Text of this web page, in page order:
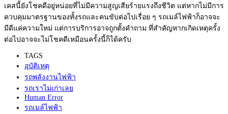
เคสนี้ยังโชคดีอยู่หน่อยที่ไม่มีความสูญเสียร้ายแรงถึงชีวิต แต่หากไม่มีการ
ควบคุมมาตรฐานของทั้งรถและคนขับต่อไปเรื่อย ๆ รถเมล์ไฟฟ้าก็อาจจะ
มีดีแค่ความใหม่ แต่การบริการอาจถูกตั้งคำถาม ที่สำคัญหากเกิดเหตุครั้ง
ต่อไปอาจจะไม่โชคดีเหมือนครั้งนี้ก็ได้ครับ
TAGS
อุบัติเหตุ
รถพลังงานไฟฟ้า
รถเราไม่เก่าเลย
Human Error
รถเมล์ไฟฟ้า